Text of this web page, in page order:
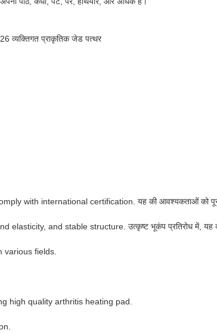
व्यक्तिगत प्राकृतिक जेड पत्थर
international certification. यह की आवश्यकताओं को पूरा
and stable structure. उत्कृष्ट भूकंप प्रतिरोध में, यह व्यापक
various fields.
high quality arthritis heating pad.